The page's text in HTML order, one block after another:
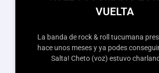
VUELTA
La banda de rock & roll tucumana
hace unos meses y ya podes
Salta! Cheto (voz) estuvo